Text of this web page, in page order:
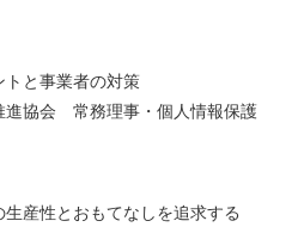
トと事業者の対策
進協会 常務理事・個人情報保護
産性とおもてなしを追求する